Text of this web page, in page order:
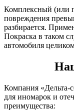
Комплексный (или
повреждения
разбирается.
Покраска в таком
автомобиля
Компания «Дельта-
для иномарок и
преимущества: